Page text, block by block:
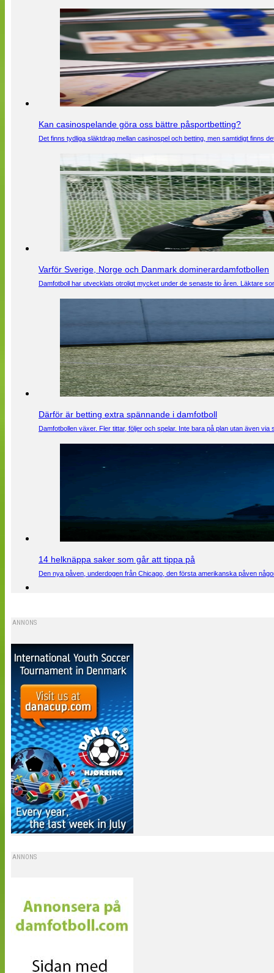
Kan casinospelande göra oss bättre påsportbetting?
Det finns tydliga släktdrag mellan casinospel och betting, men samtidigt finns
Varför Sverige, Norge och Danmark dominerardamfotbollen
Damfotboll har utvecklats otroligt mycket under de senaste tio åren. Läktare
Därför är betting extra spännande i damfotboll
Damfotbollen växer. Fler tittar, följer och spelar. Inte bara på plan utan även
14 helknäppa saker som går att tippa på
Den nya påven, underdogen från Chicago, den första amerikanska påven
ANNONS
ANNONS